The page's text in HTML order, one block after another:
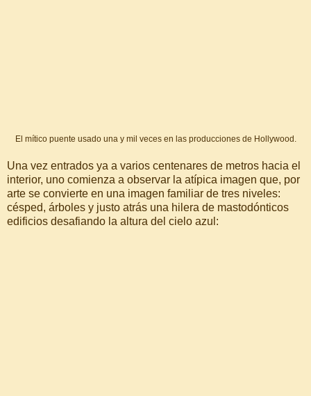
El mítico puente usado una y mil veces en las producciones de Hollywood.
Una vez entrados ya a varios centenares de metros hacia el
interior, uno comienza a observar la atípica imagen que, por
arte se convierte en una imagen familiar de tres niveles:
césped, árboles y justo atrás una hilera de mastodónticos
edificios desafiando la altura del cielo azul: